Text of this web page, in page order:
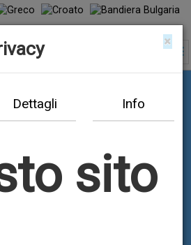
×
Dettagli Info
sito